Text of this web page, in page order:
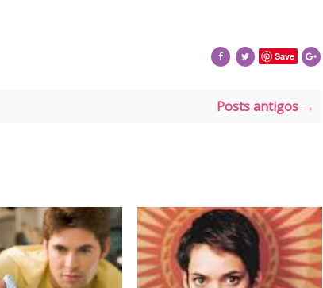
Save
Posts antigos →